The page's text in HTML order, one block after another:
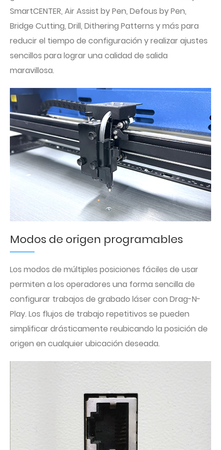
SmartCENTER, Air Assist by Pen, Defous by Pen,
Bridge Cutting, Drill, Dithering Patterns y más para
reducir el tiempo de configuración y realizar ajustes
sencillos para lograr una calidad de salida
maravillosa.
Modos de origen programables
Los modos de múltiples posiciones fáciles de usar
permiten a los operadores una forma sencilla de
configurar trabajos de grabado láser con Drag-N-
Play. Los flujos de trabajo repetitivos se pueden
simplificar drásticamente reubicando la posición de
origen en cualquier ubicación deseada.